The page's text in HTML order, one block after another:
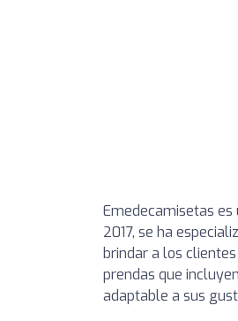
Emedecamisetas
2017, se ha
brindar a los
prendas que
adaptable a sus